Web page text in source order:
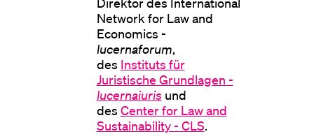
Network for Law and
Economics -
lucernaforum,
des Instituts für
Juristische Grundlagen -
lucernaiuris und
des Center for Law and
Sustainability - CLS.
Stellensuchende
BELIEBTE INHALTE